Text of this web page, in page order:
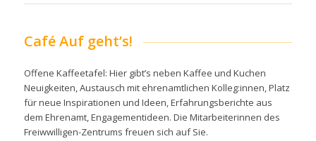
Café Auf geht’s!
Offene Kaffeetafel: Hier gibt’s neben Kaffee und Kuchen
Neuigkeiten, Austausch mit ehrenamtlichen Kolleg:innen, Platz
für neue Inspirationen und Ideen, Erfahrungsberichte aus
dem Ehrenamt, Engagementideen. Die Mitarbeiterinnen des
Freiwwilligen-Zentrums freuen sich auf Sie.